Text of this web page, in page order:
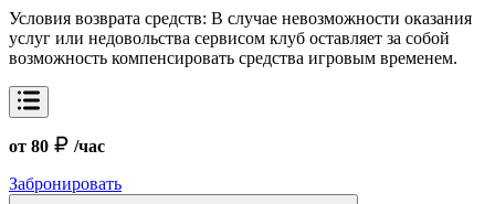
Условия возврата средств: В случае невозможности оказания
услуг или недовольства сервисом клуб оставляет за собой
возможность компенсировать средства игровым временем.
от 80
/час
Забронировать